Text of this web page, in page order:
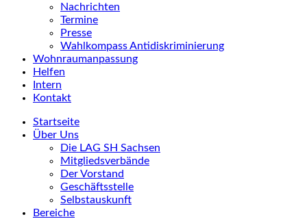
Nachrichten
Termine
Presse
Wahlkompass Antidiskriminierung
Wohnraumanpassung
Helfen
Intern
Kontakt
Startseite
Über Uns
Die LAG SH Sachsen
Mitgliedsverbände
Der Vorstand
Geschäftsstelle
Selbstauskunft
Bereiche